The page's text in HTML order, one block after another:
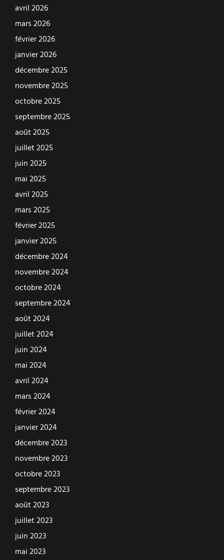
avril 2026
mars 2026
février 2026
janvier 2026
décembre 2025
novembre 2025
octobre 2025
septembre 2025
août 2025
juillet 2025
juin 2025
mai 2025
avril 2025
mars 2025
février 2025
janvier 2025
décembre 2024
novembre 2024
octobre 2024
septembre 2024
août 2024
juillet 2024
juin 2024
mai 2024
avril 2024
mars 2024
février 2024
janvier 2024
décembre 2023
novembre 2023
octobre 2023
septembre 2023
août 2023
juillet 2023
juin 2023
mai 2023